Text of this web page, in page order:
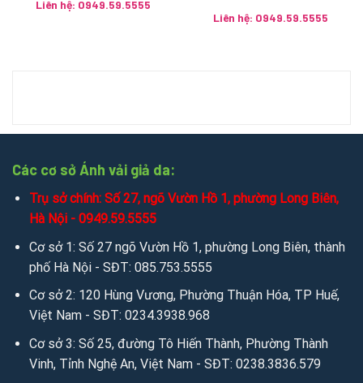
2. Gọi điện, tin nhắn tư vấn hỗ trợ trực tiếp qua các kênh:
Website: https://anhvaigiada.vn
vn
/anhvaigiada.com/anhvaigiada.net/anhsimili.com/an
hsimili.vn/anhsimili.com.vn/ sofaanh.vn
3. Kết nối miễn phí để tìm hiểu sâu hơn qua Email:
Email:
mail.com/ nhandisc@yahoo.com
Liên hệ: 0949.59.5555
Liên hệ: 0949.59.5555
Các cơ sở Ánh vải giả da:
Trụ sở chính: Số 27, ngõ Vườn Hồ 1, phường Long Biên,
Hà Nội - 0949.59.5555
Cơ sở 1: Số 27 ngõ Vườn Hồ 1, phường Long Biên, thành
phố Hà Nội - SĐT: 085.753.5555
Cơ sở 2: 120 Hùng Vương, Phường Thuận Hóa, TP Huế,
Việt Nam - SĐT: 0234.3938.968
Cơ sở 3: Số 25, đường Tô Hiến Thành, Phường Thành
Vinh, Tỉnh Nghệ An, Việt Nam - SĐT: 0238.3836.579